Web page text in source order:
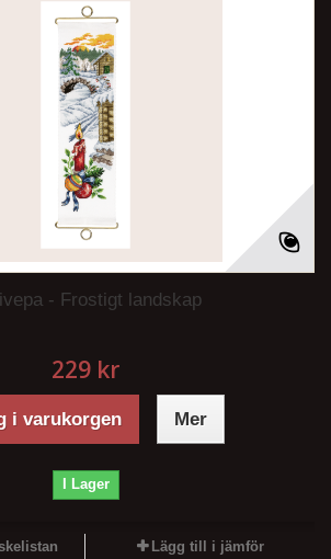
- Frostigt landskap
229 kr
i varukorgen Mer
I Lager
Lägg till i jämför